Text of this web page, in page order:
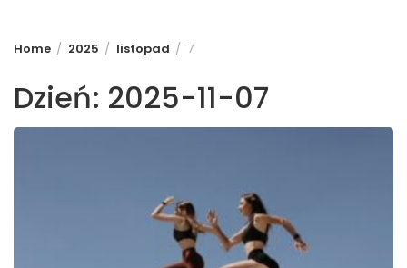
Home 2025 listopad 7
Dzień: 2025-11-07